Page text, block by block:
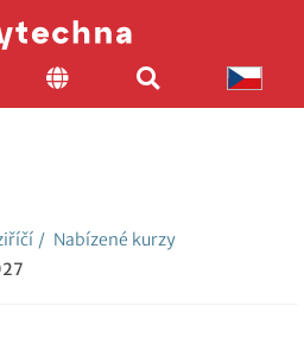
/ Nabízené kurzy